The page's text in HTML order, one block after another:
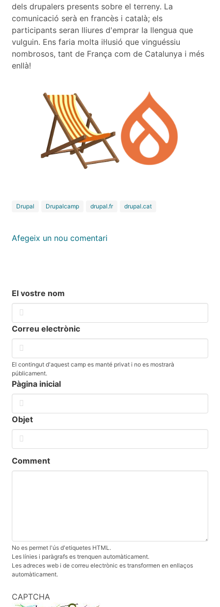
dels drupalers presents sobre el terreny. La
comunicació serà en francès i català; els
participants seran lliures d'emprar la llengua que
vulguin. Ens faria molta il·lusió que vinguéssiu
nombrosos, tant de França com de Catalunya i més
enllà!
Drupal Drupalcamp drupal.fr drupal.cat
Afegeix un nou comentari
El vostre nom
Correu electrònic
El contingut d'aquest camp es manté privat i no es mostrarà
públicament.
Pàgina inicial
Objet
Comment
No es permet l'ús d'etiquetes HTML.
Les línies i paràgrafs es trenquen automàticament.
Les adreces web i de correu electrònic es transformen en enllaços
automàticament.
CAPTCHA